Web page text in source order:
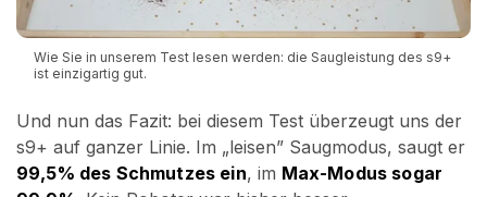
Wie Sie in unserem Test lesen werden: die Saugleistung des s9+
ist einzigartig gut.
Und nun das Fazit: bei diesem Test überzeugt uns der
s9+ auf ganzer Linie. Im „leisen” Saugmodus, saugt er
99,5% des Schmutzes ein, im Max-Modus sogar